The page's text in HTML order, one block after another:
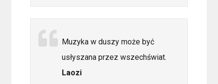
Muzyka w duszy może być
usłyszana przez wszechświat.
Laozi